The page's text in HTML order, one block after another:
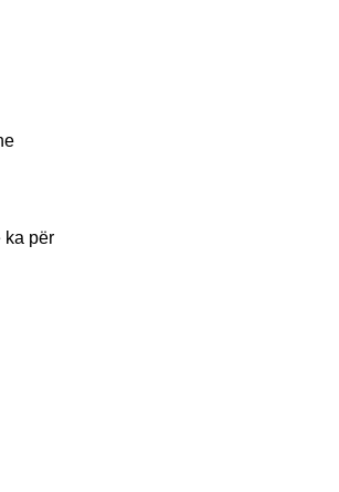
ka për